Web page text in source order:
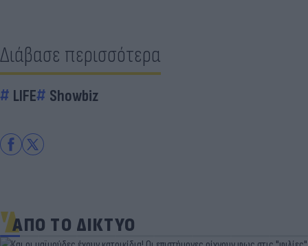
Διάβασε περισσότερα
LIFE Showbiz
ΑΠΟ ΤΟ ΔΙΚΤΥΟ